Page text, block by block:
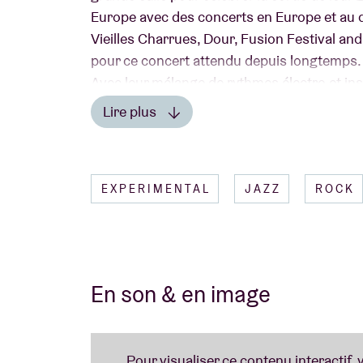
Europe avec des concerts en Europe et
Vieilles Charrues, Dour, Fusion Festival
pour ce concert attendu depuis longtemps.
Avec leur mélange de rythmes électro et
dynamique et atmosphérique, ils offrent
Avec 'Human Drift', ils ont poussé cette
l’univers de TUKAN, où rythmes
une atmosphère vibrante et accueillante.
.
Lire plus
EXPERIMENTAL JAZZ ROCK
En son & en image